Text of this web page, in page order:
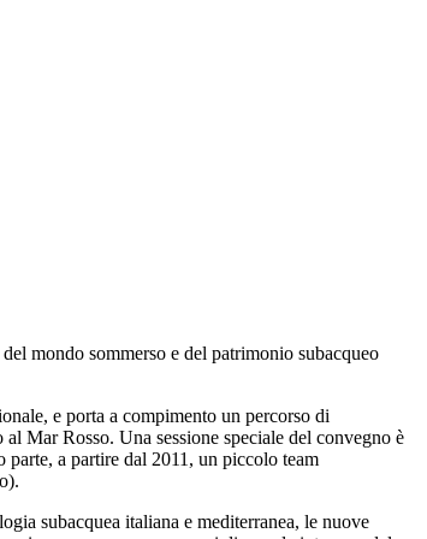
mondo sommerso e del patrimonio subacqueo
e porta a compimento un percorso di
Mar Rosso. Una sessione speciale del convegno è
a partire dal 2011, un piccolo team
subacquea italiana e mediterranea, le nuove